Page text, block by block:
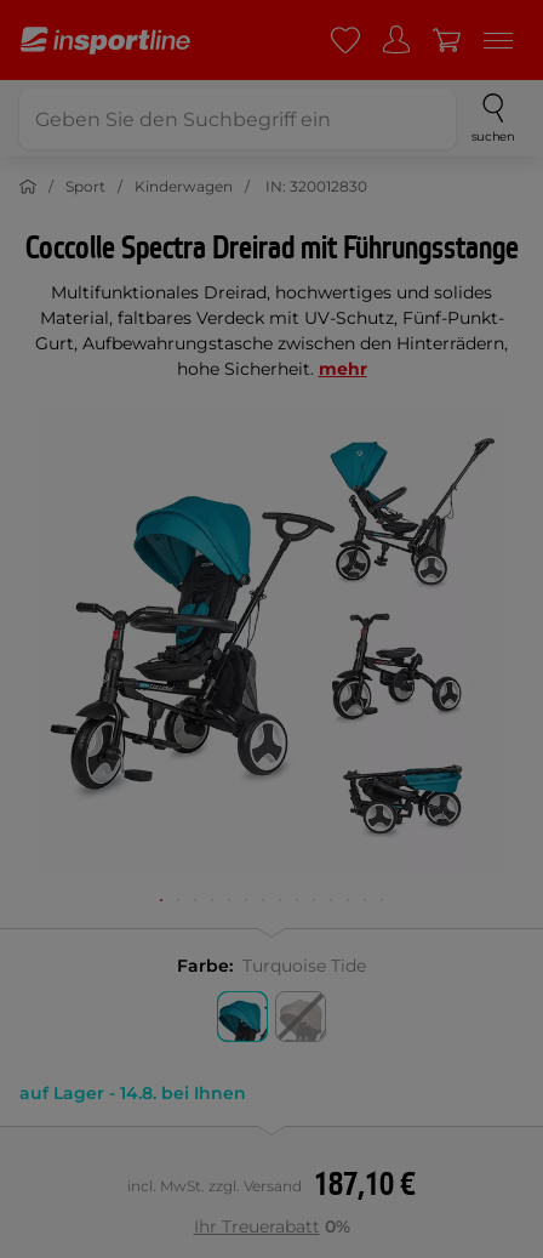
suchen
Sport Kinderwagen IN: 320012830
Coccolle Spectra Dreirad mit Führungsstange
Multifunktionales Dreirad, hochwertiges und solides
Material, faltbares Verdeck mit UV-Schutz, Fünf-Punkt-
Gurt, Aufbewahrungstasche zwischen den Hinterrädern,
hohe Sicherheit. mehr
Farbe: Turquoise Tide
auf Lager - 14.8. bei Ihnen
187,10 €
incl. MwSt. zzgl. Versand
Ihr Treuerabatt 0%